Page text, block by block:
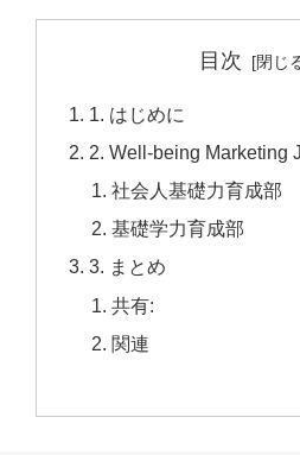
目次
1. はじめに
2. Well-being Marketing
社会人基礎力育成部
基礎学力育成部
3. まとめ
共有:
関連